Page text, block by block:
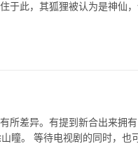
于此，其狐狸被认为是神仙
所差异。有提到新合出来拥
瞳。 等待电视剧的同时，也